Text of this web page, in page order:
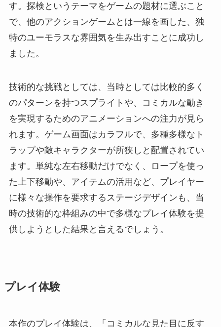
す。探検というテーマをゲームの題材に選ぶこと
で、他のアクションゲームとは一線を画した、独
特のユーモラスな雰囲気を生み出すことに成功し
ました。
技術的な挑戦としては、当時としては比較的多く
のパターンを持つスプライトや、コミカルな動き
を実現するためのアニメーションへの注力が見ら
れます。ゲーム画面はカラフルで、多種多様なト
ラップや敵キャラクターが所狭しと配置されてい
ます。単純な左右移動だけでなく、ロープを使っ
た上下移動や、アイテムの活用など、プレイヤー
に様々な操作を要求するステージデザインも、当
時の技術的な枠組みの中で多様なプレイ体験を提
供しようとした結果と言えるでしょう。
プレイ体験
本作のプレイ体験は、「コミカルな見た目に反す